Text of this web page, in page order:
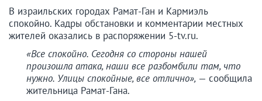
В израильских городах Рамат-Ган и Кармиэль
спокойно. Кадры обстановки и комментарии местных
жителей оказались в распоряжении 5-tv.ru.
«Все спокойно. Сегодня со стороны нашей
произошла атака, наши все разбомбили там, что
нужно. Улицы спокойные, все отлично», — сообщила
жительница Рамат-Гана.